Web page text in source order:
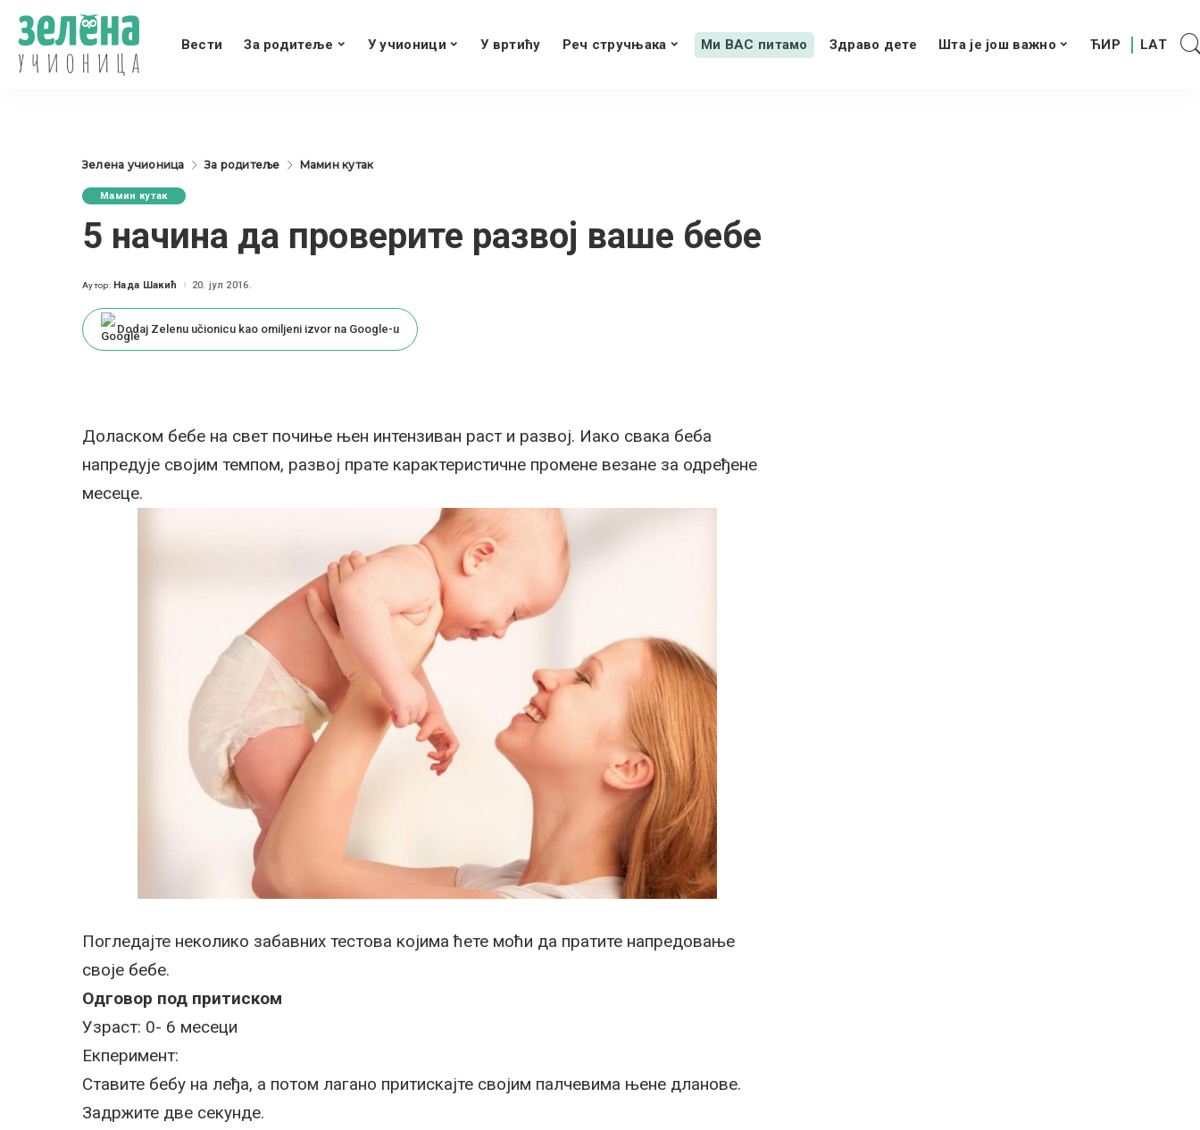
Вести За родитеље У учионици У вртићу Реч стручњака Ми ВАС питамо Здраво дете Шта је још важно
Зелена учионица За родитеље Мамин кутак
Мамин кутак
5 начина да проверите развој ваше бебе
Posted
Аутор: Нада Шакић 20. јул 2016.
Dodaj Zelenu učionicu kao omiljeni izvor na Google-u
Доласком бебе на свет почиње њен интензиван раст и развој. Иако свака беба
напредује својим темпом, развој прате карактеристичне промене везане за одређене
месеце.
Погледајте неколико забавних тестова којима ћете моћи да пратите напредовање
своје бебе.
Одговор под притиском
Узраст: 0- 6 месеци
Екперимент:
Ставите бебу на леђа, а потом лагано притискајте својим палчевима њене дланове.
Задржите две секунде.